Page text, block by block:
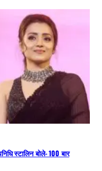
स्टालिन बोले- 100 बार